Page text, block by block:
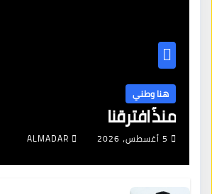
هنا وطني
منذُ افترقنا
5 أغسطس، 2026 ALMADAR